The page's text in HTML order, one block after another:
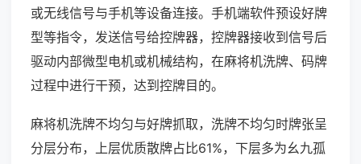
或无线信号与手机等设备连接。手机端软件预设好牌
型等指令，发送信号给控牌器，控牌器接收到信号后
驱动内部微型电机或机械结构，在麻将机洗牌、码牌
过程中进行干预，达到控牌目的。
麻将机洗牌不均匀与好牌抓取，洗牌不均匀时牌张呈
分层分布，上层优质散牌占比61%，下层多为幺九孤